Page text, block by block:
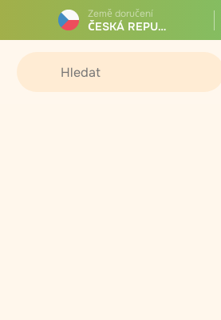
Země doručení
ČESKÁ REPUBLIKA